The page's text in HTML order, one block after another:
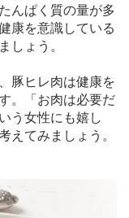
んぱく質の量が多
康を意識している
しょう。
豚ヒレ肉は健康を
。「お肉は必要だ
う女性にも嬉し
えてみましょう。